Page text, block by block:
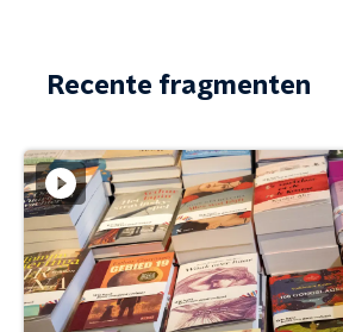
Recente fragmenten